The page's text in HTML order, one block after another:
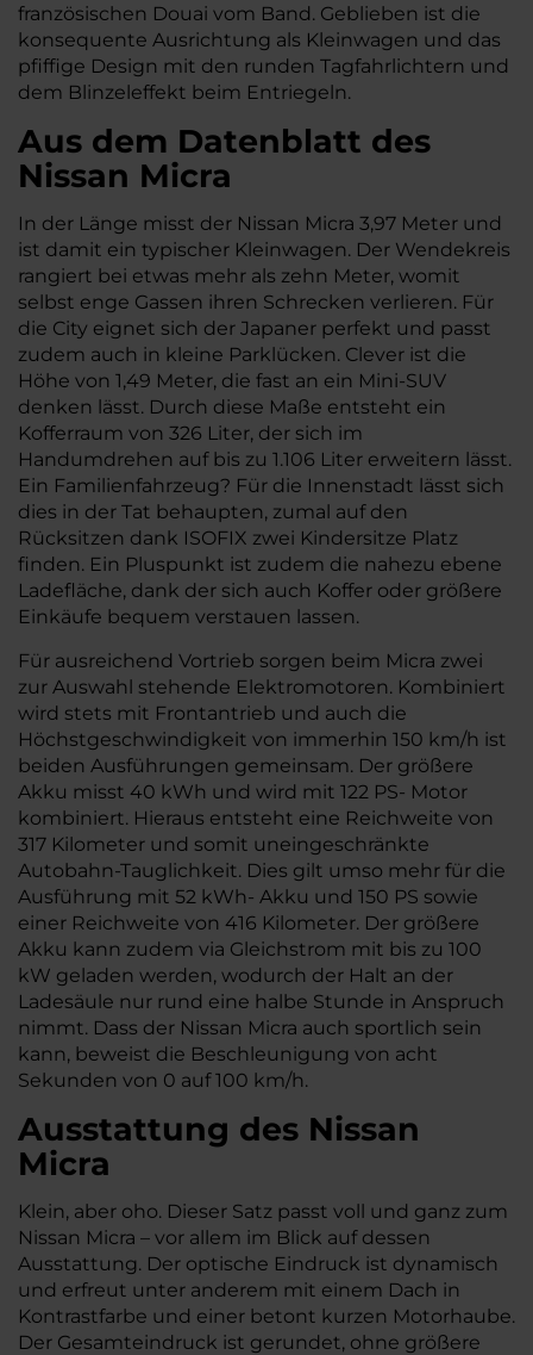
französischen Douai vom Band. Geblieben ist die
konsequente Ausrichtung als Kleinwagen und das
pfiffige Design mit den runden Tagfahrlichtern und
dem Blinzeleffekt beim Entriegeln.
Aus dem Datenblatt des
Nissan Micra
In der Länge misst der Nissan Micra 3,97 Meter und
ist damit ein typischer Kleinwagen. Der Wendekreis
rangiert bei etwas mehr als zehn Meter, womit
selbst enge Gassen ihren Schrecken verlieren. Für
die City eignet sich der Japaner perfekt und passt
zudem auch in kleine Parklücken. Clever ist die
Höhe von 1,49 Meter, die fast an ein Mini-SUV
denken lässt. Durch diese Maße entsteht ein
Kofferraum von 326 Liter, der sich im
Handumdrehen auf bis zu 1.106 Liter erweitern lässt.
Ein Familienfahrzeug? Für die Innenstadt lässt sich
dies in der Tat behaupten, zumal auf den
Rücksitzen dank ISOFIX zwei Kindersitze Platz
finden. Ein Pluspunkt ist zudem die nahezu ebene
Ladefläche, dank der sich auch Koffer oder größere
Einkäufe bequem verstauen lassen.
Für ausreichend Vortrieb sorgen beim Micra zwei
zur Auswahl stehende Elektromotoren. Kombiniert
wird stets mit Frontantrieb und auch die
Höchstgeschwindigkeit von immerhin 150 km/h ist
beiden Ausführungen gemeinsam. Der größere
Akku misst 40 kWh und wird mit 122 PS- Motor
kombiniert. Hieraus entsteht eine Reichweite von
317 Kilometer und somit uneingeschränkte
Autobahn-Tauglichkeit. Dies gilt umso mehr für die
Ausführung mit 52 kWh- Akku und 150 PS sowie
einer Reichweite von 416 Kilometer. Der größere
Akku kann zudem via Gleichstrom mit bis zu 100
kW geladen werden, wodurch der Halt an der
Ladesäule nur rund eine halbe Stunde in Anspruch
nimmt. Dass der Nissan Micra auch sportlich sein
kann, beweist die Beschleunigung von acht
Sekunden von 0 auf 100 km/h.
Ausstattung des Nissan
Micra
Klein, aber oho. Dieser Satz passt voll und ganz zum
Nissan Micra – vor allem im Blick auf dessen
Ausstattung. Der optische Eindruck ist dynamisch
und erfreut unter anderem mit einem Dach in
Kontrastfarbe und einer betont kurzen Motorhaube.
Der Gesamteindruck ist gerundet, ohne größere